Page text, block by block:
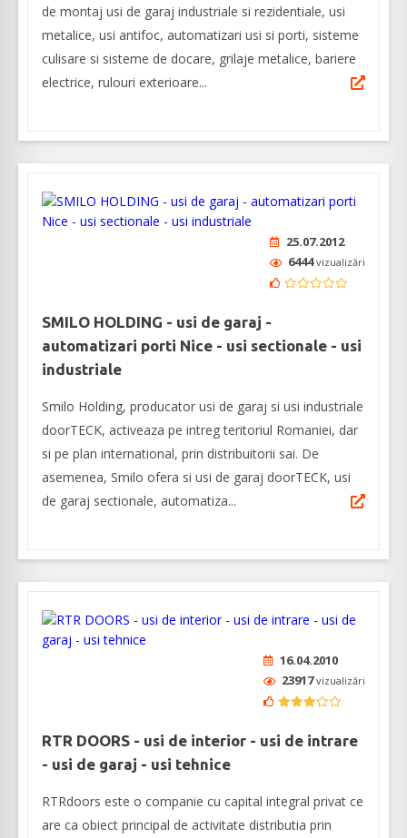
de montaj usi de garaj industriale si rezidentiale, usi
metalice, usi antifoc, automatizari usi si porti, sisteme
culisare si sisteme de docare, grilaje metalice, bariere
electrice, rulouri exterioare...
25.07.2012
6444vizualizări
SMILO HOLDING - usi de garaj -
automatizari porti Nice - usi sectionale - usi
industriale
Smilo Holding, producator usi de garaj si usi industriale
doorTECK, activeaza pe intreg teritoriul Romaniei, dar
si pe plan international, prin distribuitorii sai. De
asemenea, Smilo ofera si usi de garaj doorTECK, usi
de garaj sectionale, automatiza...
16.04.2010
23917vizualizări
RTR DOORS - usi de interior - usi de intrare
- usi de garaj - usi tehnice
RTRdoors este o companie cu capital integral privat ce
are ca obiect principal de activitate distributia prin